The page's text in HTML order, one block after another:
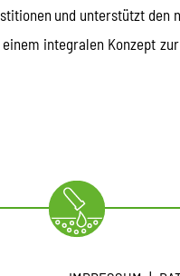
und unterstützt den
integralen Konzept